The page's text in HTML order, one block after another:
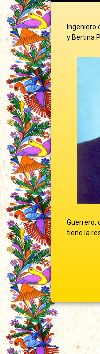
Ingeniero
y Bertina
Guerrero,
tiene la